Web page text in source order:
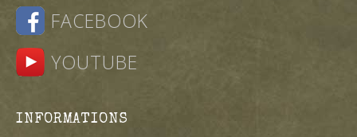
FACEBOOK
YOUTUBE
INFORMATIONS